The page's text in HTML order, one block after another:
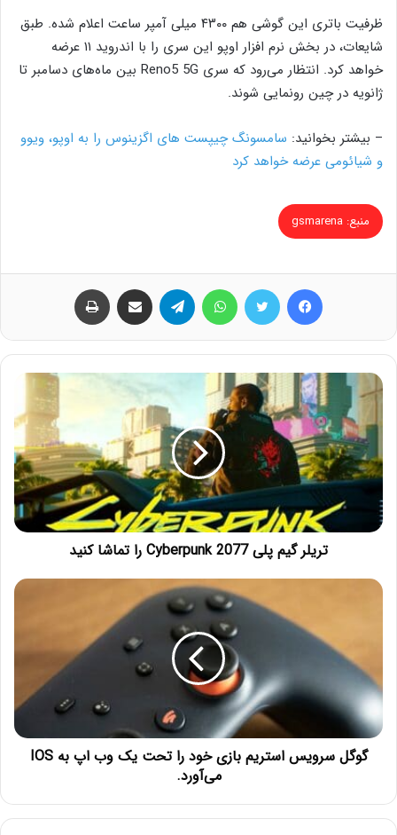
ظرفیت باتری این گوشی هم ۴۳۰۰ میلی آمپر ساعت اعلام شده. طبق
شایعات، در بخش نرم افزار اوپو این سری را با اندروید ۱۱ عرضه
خواهد کرد. انتظار می‌رود که سری Reno5 5G بین ماه‌های دسامبر تا
ژانویه در چین رونمایی شوند‌.
– بیشتر بخوانید: سامسونگ چیپست های اگزینوس را به اوپو، ویوو
و شیائومی عرضه خواهد کرد
منبع: gsmarena
تریلر گیم پلی Cyberpunk 2077 را تماشا کنید
گوگل سرویس استریم بازی خود را تحت یک وب اپ به IOS
می‌آورد.